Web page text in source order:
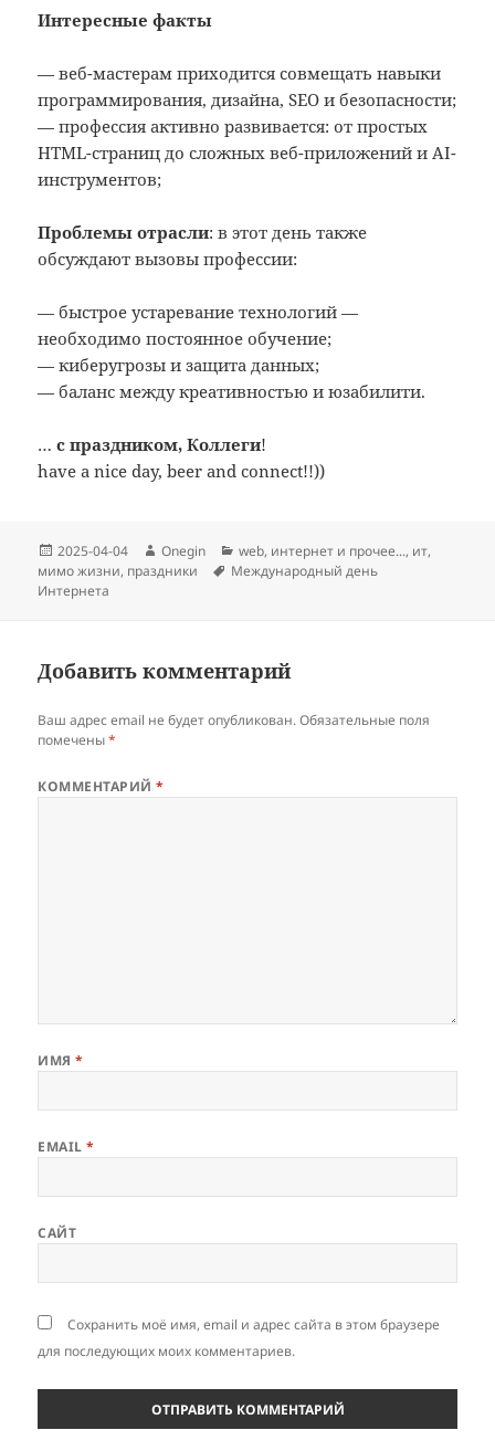
Интересные факты
— веб-мастерам приходится совмещать навыки
программирования, дизайна, SEO и безопасности;
— профессия активно развивается: от простых
HTML-страниц до сложных веб-приложений и AI-
инструментов;
Проблемы отрасли: в этот день также
обсуждают вызовы профессии:
— быстрое устаревание технологий —
необходимо постоянное обучение;
— киберугрозы и защита данных;
— баланс между креативностью и юзабилити.
…с праздником, Коллеги!
have a nice day, beer and connect!!))
Опубликовано
2025-04-04 Автор
Onegin Рубрики
web, интернет и прочее..., ит,
мимо жизни, праздники Метки
Международный день
Интернета
Добавить комментарий
Ваш адрес email не будет опубликован. Обязательные поля
помечены*
КОММЕНТАРИЙ*
ИМЯ*
EMAIL*
САЙТ
Сохранить моё имя, email и адрес сайта в этом браузере
для последующих моих комментариев.